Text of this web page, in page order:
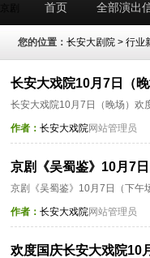
首页 全部演出
您的位置： 长安大剧院 > 行业
长安大戏院10月7日（
长安大戏院10月7日（晚场）欢
作者： 长安大戏院网站管理员
京剧《吴蜀鉴》10月7
京剧《吴蜀鉴》10月7日（下午
作者： 长安大戏院网站管理员
欢度国庆长安大戏院10